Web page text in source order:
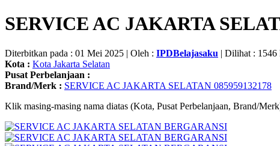
SERVICE AC JAKARTA
Diterbitkan pada : 01 Mei 2025 | Oleh : IPDBelajasaku | Dilihat : 1546
Kota : Kota Jakarta Selatan
Pusat Perbelanjaan :
Brand/Merk : SERVICE AC JAKARTA SELATAN 085959132178
Klik masing-masing nama diatas (Kota, Pusat Perbelanjaan, Brand/